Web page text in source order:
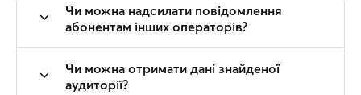
Чи можна надсилати повідомлення
абонентам інших операторів?
Чи можна отримати дані знайденої
аудиторії?